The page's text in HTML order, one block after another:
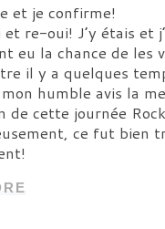
et je confirme!
re-oui! J’y étais et
eu la chance de les
il y a quelques
humble avis la
de cette journée
ce fut bien